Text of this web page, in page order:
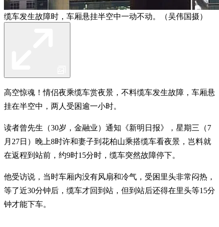
缆车发生故障时，车厢悬挂半空中一动不动。（吴伟国摄）
高空惊魂！情侣夜乘缆车赏夜景，不料缆车发生故障，车厢悬
挂在半空中，两人受困逾一小时。
读者曾先生（30岁，金融业）通知《新明日报》，星期三（7
月27日）晚上8时许和妻子到花柏山乘搭缆车看夜景，岂料就
在返程到站前，约9时15分时，缆车突然故障停下。
他受访说，当时车厢内没有风扇和冷气，受困里头非常闷热，
等了近30分钟后，缆车才回到站，但到站后还得在里头等15分
钟才能下车。